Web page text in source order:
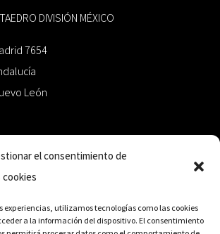
el consentimiento de
cookies
experiencias, utilizamos tecnologías como las cookies
a la información del dispositivo. El consentimiento
DIVISIÓN MÉXICO
7654
León